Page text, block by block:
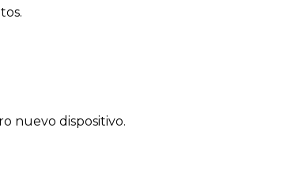
nuevo dispositivo.